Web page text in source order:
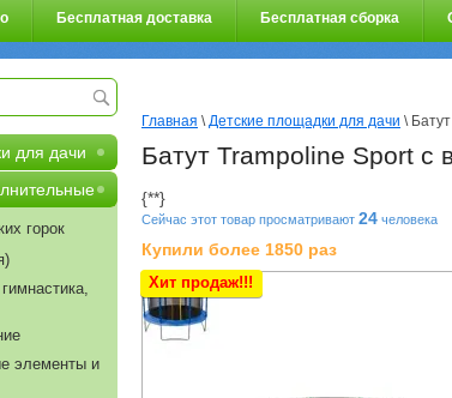
Бесплатная доставка Бесплатная сборка
для дачи
горок
элементы и
Главная \ Детские площадки для дачи \
Батут Trampoline Sport с
{**}
Сейчас этот товар просматривают 24 человека
Купили более 1850 раз
Хит продаж!!!